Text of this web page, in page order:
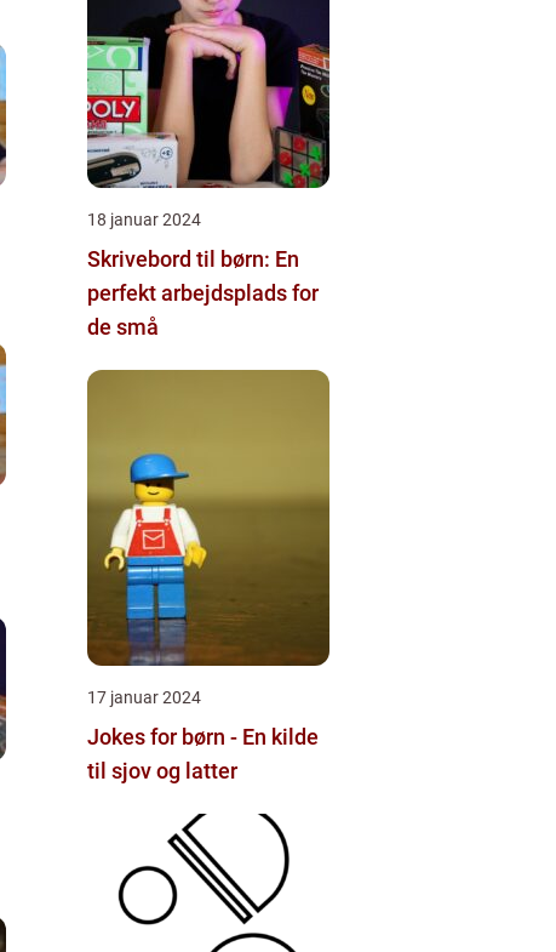
18 januar 2024
Skrivebord til børn: En
perfekt arbejdsplads for
de små
17 januar 2024
Jokes for børn - En kilde
til sjov og latter